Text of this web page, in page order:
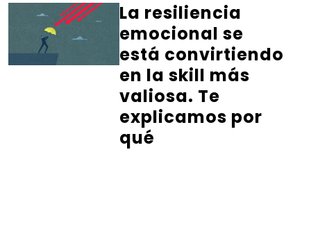
La resiliencia
emocional se
está convirtiendo
en la skill más
valiosa. Te
explicamos por
qué